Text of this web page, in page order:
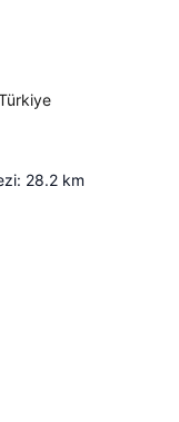
: 28.2 km